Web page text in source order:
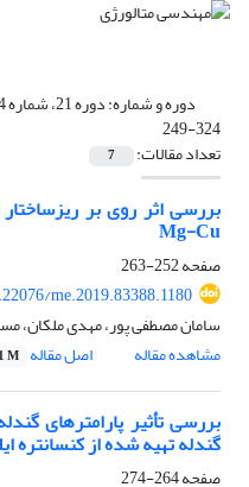
دوره و شماره:
324-249
تعداد مقالات: 7
Mg-Cu
صفحه252-263
me.2019.83388.1180
سامان مصطفی پور، مهدی ملکان،
مشاهده مقاله
اصل مقاله M
بررسی تأثیر پارامترهای
گندله تهیه شده از کنسانتره
صفحه264-274